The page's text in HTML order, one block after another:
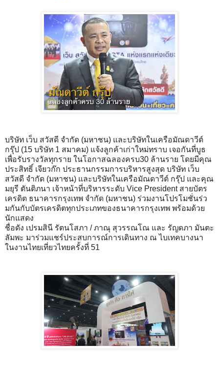
บริษัท เว็บ สวัสดี จำกัด (มหาชน) และบริษัทในเครือมัณดาวีต์
กรุ๊ป (15 บริษัท 1 สมาคม) แจ้งลูกค้าเก่าใหม่ทราบ เจอกันที่บูธ
เพื่อรับรางวัลทุกราย ในโอกาสฉลองครบ30 ล้านราย โดยมีคุณ
ประสิทธิ์ เจียวก๊ก ประธานกรรมการบริหารสูงสุด บริษัท เว็บ
สวัสดี จำกัด (มหาชน) และบริษัทในเครือมัณดาวีต์ กรุ๊ป และคุณ
มยุรี ตันติภนา เจ้าหน้าที่บริหารระดับ Vice President สายบัตร
เครดิต ธนาคารกรุงเทพ จำกัด (มหาชน) ร่วมงานโปรโมชั่นร่ว
มกันกับบัตรเครดิตทุกประเภทของธนาคารกรุงเทพ พร้อมด้วย
นักแสดง
ชื่อดัง เปรมสินี รัตนโสภา / ภาณุ สุวรรณโณ และ รัญดภา มันตะ
ลัมพะ มาร่วมแชร์ประสบการณ์การเดินทาง ณ ไบเทคบางนา
ในงานไทยเที่ยวไทยครั้งที่ 51